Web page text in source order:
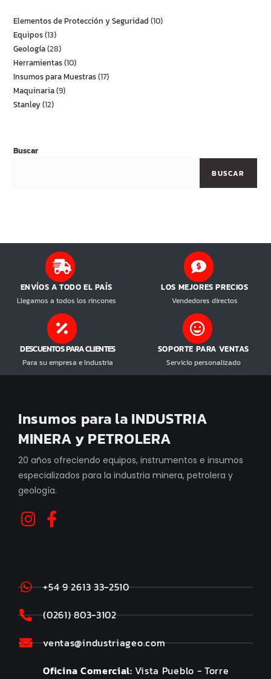
Elementos de Protección y Seguridad 10
Equipos 13
Geología 28
Herramientas 10
Insumos para Muestras 17
Maquinaria 9
Stanley 12
Buscar
BUSCAR
ENVÍOS A TODO EL PAÍS
Llegamos a todos los rincones
LOS MEJORES PRECIOS
Vendedores directos
DESCUENTOS PARA CLIENTES
Para su empresa e Industria
SOPORTE PARA VENTAS
Servicio personalizado
Insumos para la INDUSTRIA
MINERA y PETROLERA
20 años ofreciendo equipos, instrumentos e insumos
especializados para la industria minera, petrolera y
geología.
+54 9 2613 33-2510
(0261) 803-3102
ventas@industriageo.com
Oficina Comercial: Vista Pueblo - Torre